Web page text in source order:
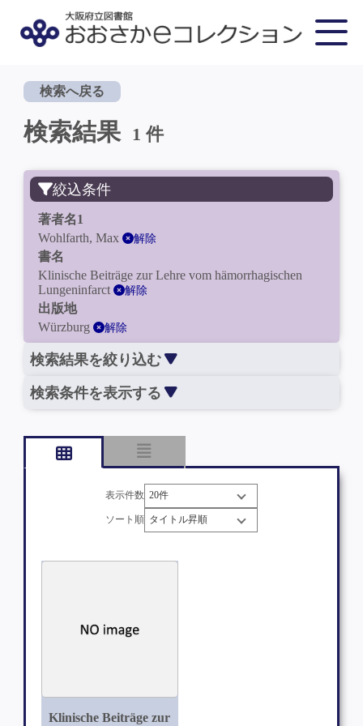
検索へ戻る
検索結果 1 件
絞込条件
著者名1
Wohlfarth, Max
解除
書名
Klinische Beiträge zur Lehre vom hämorrhagischen
Lungeninfarct
解除
出版地
Würzburg
解除
検索結果を絞り込む
検索条件を表示する
表示件数
ソート順
Klinische Beiträge zur